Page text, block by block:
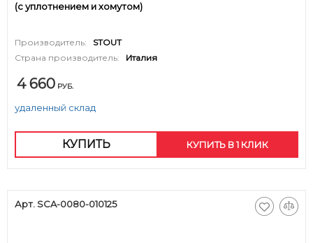
(с уплотнением и хомутом)
Производитель:
STOUT
Страна производитель:
Италия
4 660 РУБ.
удаленный склад
КУПИТЬ КУПИТЬ В 1 КЛИК
Арт. SCA-0080-010125